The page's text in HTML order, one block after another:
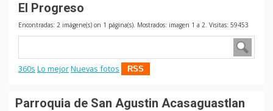
El Progreso
Encontradas: 2 imágene(s) on 1 página(s). Mostrados: imagen 1 a 2. Visitas: 59453
360s Lo mejorNuevas fotos RSS
Parroquia de San Agustin Acasaguastlan